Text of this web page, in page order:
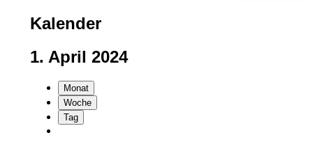
Kalender
1. April 2024
Monat
Woche
Tag